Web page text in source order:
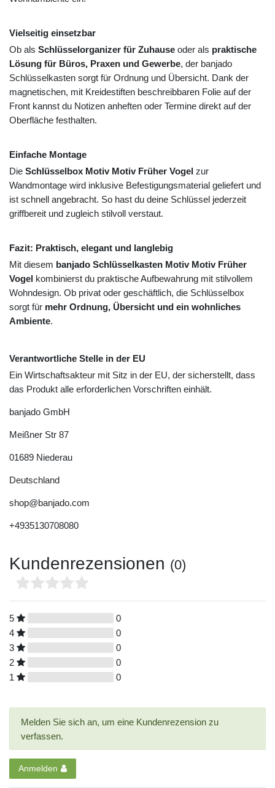
Vielseitig einsetzbar
Ob als Schlüsselorganizer für Zuhause oder als praktische
Lösung für Büros, Praxen und Gewerbe, der banjado
Schlüsselkasten sorgt für Ordnung und Übersicht. Dank der
magnetischen, mit Kreidestiften beschreibbaren Folie auf der
Front kannst du Notizen anheften oder Termine direkt auf der
Oberfläche festhalten.
Einfache Montage
Die Schlüsselbox Motiv Motiv Früher Vogel zur
Wandmontage wird inklusive Befestigungsmaterial geliefert und
ist schnell angebracht. So hast du deine Schlüssel jederzeit
griffbereit und zugleich stilvoll verstaut.
Fazit: Praktisch, elegant und langlebig
Mit diesem banjado Schlüsselkasten Motiv Motiv Früher
Vogel kombinierst du praktische Aufbewahrung mit stilvollem
Wohndesign. Ob privat oder geschäftlich, die Schlüsselbox
sorgt für mehr Ordnung, Übersicht und ein wohnliches
Ambiente.
Verantwortliche Stelle in der EU
Ein Wirtschaftsakteur mit Sitz in der EU, der sicherstellt, dass
das Produkt alle erforderlichen Vorschriften einhält.
banjado GmbH
Meißner Str 87
01689 Niederau
Deutschland
shop@banjado.com
+4935130708080
Kundenrezensionen (0)
5
0
4
0
3
0
2
0
1
0
Melden Sie sich an, um eine Kundenrezension zu
verfassen.
Anmelden